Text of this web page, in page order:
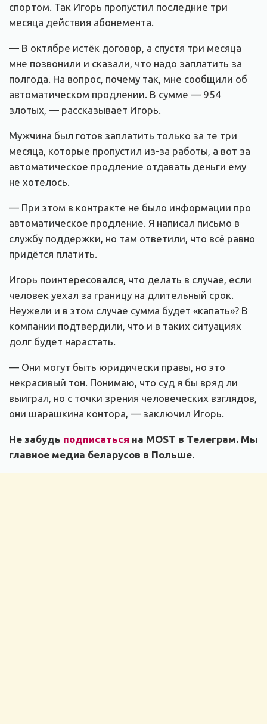
спортом. Так Игорь пропустил последние три
месяца действия абонемента.
— В октябре истёк договор, а спустя три месяца
мне позвонили и сказали, что надо заплатить за
полгода. На вопрос, почему так, мне сообщили об
автоматическом продлении. В сумме — 954
злотых, — рассказывает Игорь.
Мужчина был готов заплатить только за те три
месяца, которые пропустил из-за работы, а вот за
автоматическое продление отдавать деньги ему
не хотелось.
— При этом в контракте не было информации про
автоматическое продление. Я написал письмо в
службу поддержки, но там ответили, что всё равно
придётся платить.
Игорь поинтересовался, что делать в случае, если
человек уехал за границу на длительный срок.
Неужели и в этом случае сумма будет «капать»? В
компании подтвердили, что и в таких ситуациях
долг будет нарастать.
— Они могут быть юридически правы, но это
некрасивый тон. Понимаю, что суд я бы вряд ли
выиграл, но с точки зрения человеческих взглядов,
они шарашкина контора, — заключил Игорь.
Не забудь подписаться на MOST в Телеграм. Мы
главное медиа беларусов в Польше.